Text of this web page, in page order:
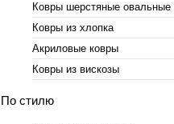
Ковры шерстяные овальные
Ковры из хлопка
Акриловые ковры
Ковры из вискозы
По стилю